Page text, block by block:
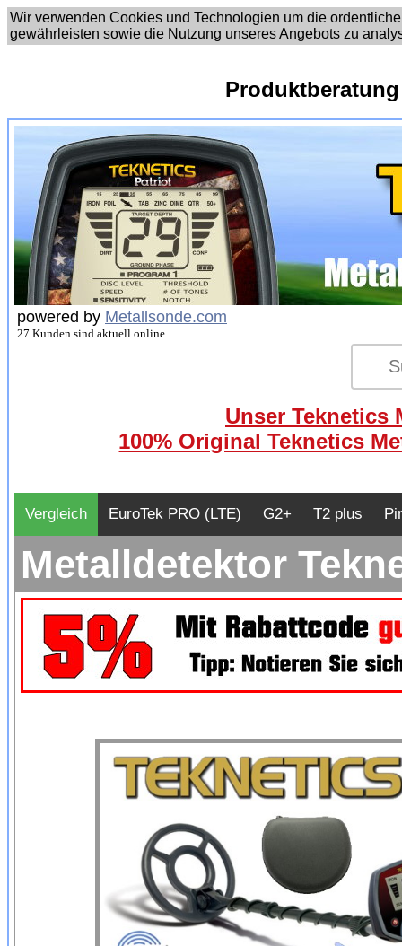
Wir verwenden Cookies und Technologien um die
gewährleisten sowie die Nutzung unseres Angebots zu
powered by Metallsonde.com
27 Kunden sind aktuell online
Unser Teknetics
100% Original Teknetics
Vergleich EuroTek PRO (LTE) G2+ T2 plus
Metalldetektor